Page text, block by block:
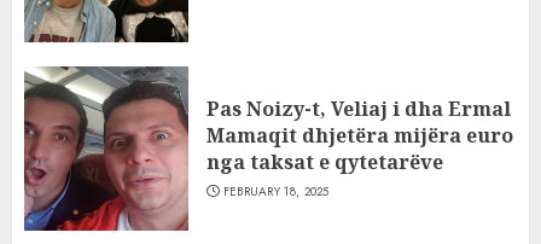
Pas Noizy-t, Veliaj i dha Ermal
Mamaqit dhjetëra mijëra euro
nga taksat e qytetarëve
FEBRUARY 18, 2025